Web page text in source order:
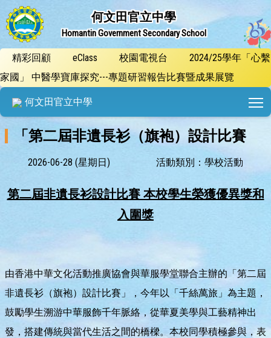
何文田官立中學
Homantin Government Secondary School
精彩回顧 eClass 校園電視台
2024/25學年「心繫
家國」 中醫學寶庫探究---專題研習報告比賽暨成果展覽
何文田官立中學
「第二屆非遺長衫（旗袍）設計比賽
2026-06-28 (星期日) 活動類別：學校活動
第二屆非遺長衫設計比賽 本校學生榮獲優異獎和
入圍獎
由香港中華文化活動推廣協會與華服學堂聯合主辦的「第二屆
非遺長衫（旗袍）設計比賽」，今年以「千絲萬旅」為主題，
鼓勵學生溯游中華服飾千年脈絡，從華夏美學與工藝精神出
發，搭建傳統與當代生活之間的橋樑。本校同學積極參與，表